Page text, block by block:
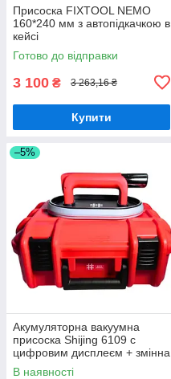
Присоска FIXTOOL NEMO
160*240 мм з автопідкачкою в
кейсі
Готово до відправки
3 100 ₴ 3 263,16 ₴
Купити
–5%
Акумуляторна вакуумна
присоска Shijing 6109 c
цифровим дисплеєм + змінна
гума + кейс (6109O)
В наявності